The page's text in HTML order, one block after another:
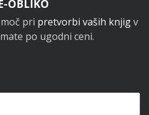
OBLIKO
pri pretvorbi vaših knjigv
po ugodni ceni.